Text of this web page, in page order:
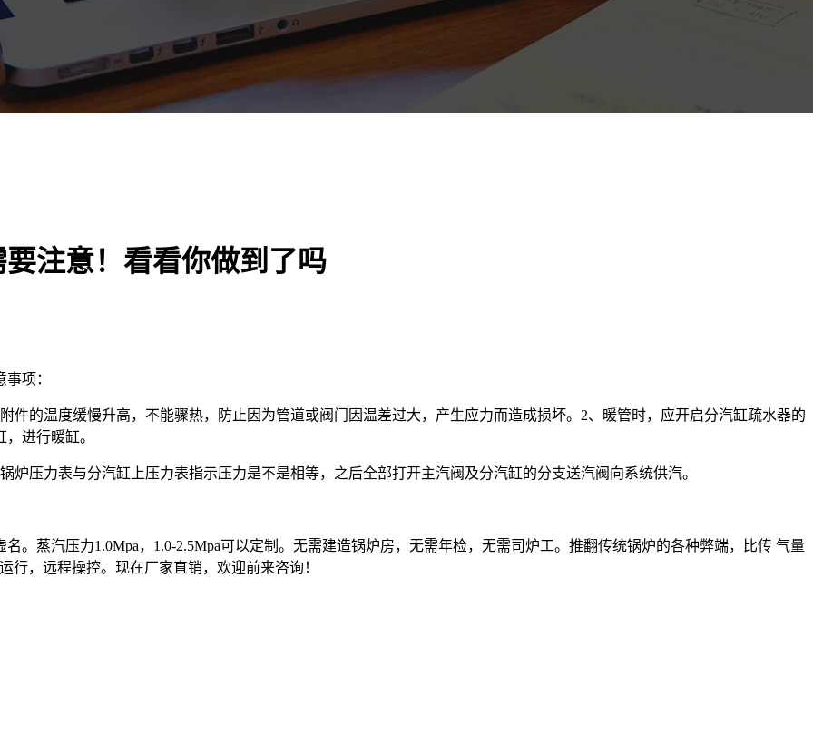
注意！看看你做到了吗
项：
件的温度缓慢升高，不能骤热，防止因为管道或阀门因温差过大，产生应力而造成损坏。2、暖管时，应开启分汽缸疏水器的
进行暖缸。
压力表与分汽缸上压力表指示压力是不是相等，之后全部打开主汽阀及分汽缸的分支送汽阀向系统供汽。
。蒸汽压力1.0Mpa，1.0-2.5Mpa可以定制。无需建造锅炉房，无需年检，无需司炉工。推翻传统锅炉的各种弊端，比传 气量
行，远程操控。现在厂家直销，欢迎前来咨询！